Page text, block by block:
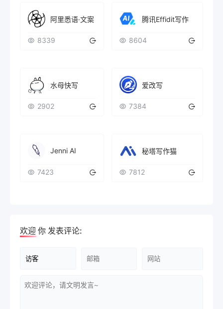
阿里悉语·文案
8339
腾讯Effidit写作
8604
水母快写
2902
爱改写
7384
Jenni AI
7423
秘塔写作猫
7812
欢迎 你 发表评论: